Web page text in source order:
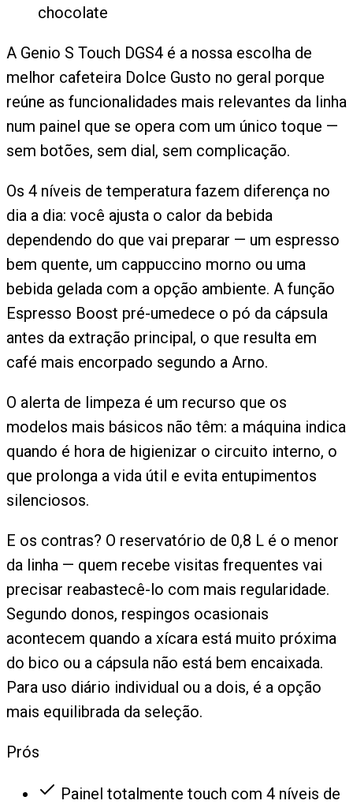
chocolate
A Genio S Touch DGS4 é a nossa escolha de
melhor cafeteira Dolce Gusto no geral porque
reúne as funcionalidades mais relevantes da linha
num painel que se opera com um único toque —
sem botões, sem dial, sem complicação.
Os 4 níveis de temperatura fazem diferença no
dia a dia: você ajusta o calor da bebida
dependendo do que vai preparar — um espresso
bem quente, um cappuccino morno ou uma
bebida gelada com a opção ambiente. A função
Espresso Boost pré-umedece o pó da cápsula
antes da extração principal, o que resulta em
café mais encorpado segundo a Arno.
O alerta de limpeza é um recurso que os
modelos mais básicos não têm: a máquina indica
quando é hora de higienizar o circuito interno, o
que prolonga a vida útil e evita entupimentos
silenciosos.
E os contras? O reservatório de 0,8 L é o menor
da linha — quem recebe visitas frequentes vai
precisar reabastecê-lo com mais regularidade.
Segundo donos, respingos ocasionais
acontecem quando a xícara está muito próxima
do bico ou a cápsula não está bem encaixada.
Para uso diário individual ou a dois, é a opção
mais equilibrada da seleção.
Prós
Painel totalmente touch com 4 níveis de